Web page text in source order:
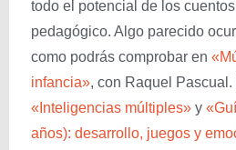
todo el potencial de los
pedagógico. Algo parecido
como podrás comprobar en
infancia», con Raquel
«Inteligencias múltiples» y
años): desarrollo, juegos y